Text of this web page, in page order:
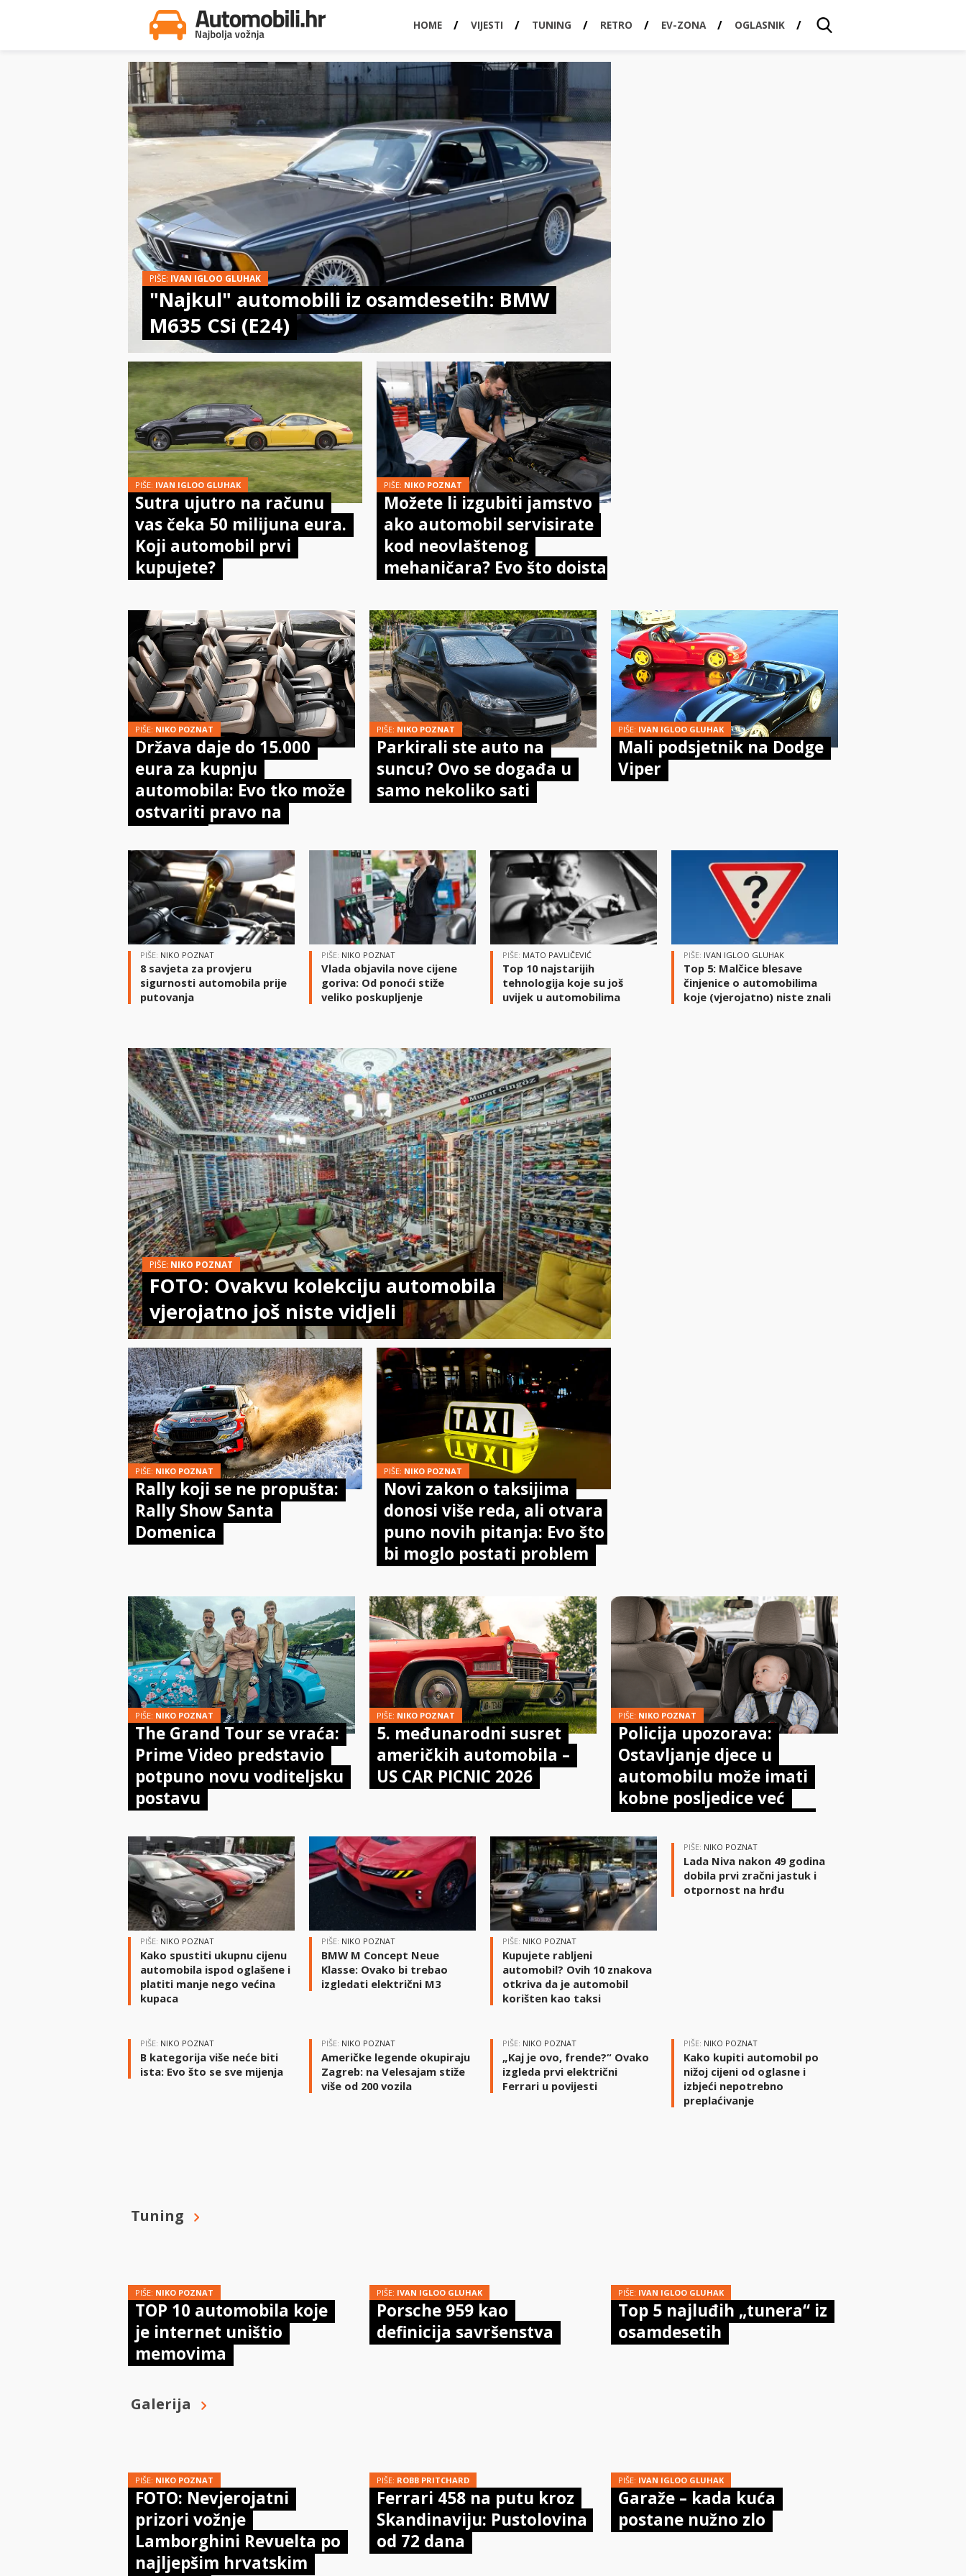
HOME VIJESTI TUNING RETRO EV-ZONA OGLASNIK
PIŠE: IVAN IGLOO GLUHAK
"Najkul" automobili iz osamdesetih: BMW
M635 CSi (E24)
PIŠE: IVAN IGLOO GLUHAK
Sutra ujutro na računu
vas čeka 50 milijuna eura.
Koji automobil prvi
kupujete?
PIŠE: NIKO POZNAT
Možete li izgubiti jamstvo
ako automobil servisirate
kod neovlaštenog
mehaničara? Evo što doista
PIŠE: NIKO POZNAT
Država daje do 15.000
eura za kupnju
automobila: Evo tko može
ostvariti pravo na
potporu
PIŠE: NIKO POZNAT
Parkirali ste auto na
suncu? Ovo se događa u
samo nekoliko sati
PIŠE: IVAN IGLOO GLUHAK
Mali podsjetnik na Dodge
Viper
PIŠE: NIKO POZNAT
8 savjeta za provjeru
sigurnosti automobila prije
putovanja
PIŠE: NIKO POZNAT
Vlada objavila nove cijene
goriva: Od ponoći stiže
veliko poskupljenje
PIŠE: MATO PAVLIČEVIĆ
Top 10 najstarijih
tehnologija koje su još
uvijek u automobilima
PIŠE: IVAN IGLOO GLUHAK
Top 5: Malčice blesave
činjenice o automobilima
koje (vjerojatno) niste znali
PIŠE: NIKO POZNAT
FOTO: Ovakvu kolekciju automobila
vjerojatno još niste vidjeli
PIŠE: NIKO POZNAT
Rally koji se ne propušta:
Rally Show Santa
Domenica
PIŠE: NIKO POZNAT
Novi zakon o taksijima
donosi više reda, ali otvara
puno novih pitanja: Evo što
bi moglo postati problem
PIŠE: NIKO POZNAT
The Grand Tour se vraća:
Prime Video predstavio
potpuno novu voditeljsku
postavu
PIŠE: NIKO POZNAT
5. međunarodni susret
američkih automobila –
US CAR PICNIC 2026
PIŠE: NIKO POZNAT
Policija upozorava:
Ostavljanje djece u
automobilu može imati
kobne posljedice već
nakon nekoliko minuta
PIŠE: NIKO POZNAT
Kako spustiti ukupnu cijenu
automobila ispod oglašene i
platiti manje nego većina
kupaca
PIŠE: NIKO POZNAT
BMW M Concept Neue
Klasse: Ovako bi trebao
izgledati električni M3
PIŠE: NIKO POZNAT
Kupujete rabljeni
automobil? Ovih 10 znakova
otkriva da je automobil
korišten kao taksi
PIŠE: NIKO POZNAT
Lada Niva nakon 49 godina
dobila prvi zračni jastuk i
otpornost na hrđu
PIŠE: NIKO POZNAT
B kategorija više neće biti
ista: Evo što se sve mijenja
PIŠE: NIKO POZNAT
Američke legende okupiraju
Zagreb: na Velesajam stiže
više od 200 vozila
PIŠE: NIKO POZNAT
„Kaj je ovo, frende?“ Ovako
izgleda prvi električni
Ferrari u povijesti
PIŠE: NIKO POZNAT
Kako kupiti automobil po
nižoj cijeni od oglasne i
izbjeći nepotrebno
preplaćivanje
Tuning
PIŠE: NIKO POZNAT
TOP 10 automobila koje
je internet uništio
memovima
PIŠE: IVAN IGLOO GLUHAK
Porsche 959 kao
definicija savršenstva
PIŠE: IVAN IGLOO GLUHAK
Top 5 najluđih „tunera“ iz
osamdesetih
Galerija
PIŠE: NIKO POZNAT
FOTO: Nevjerojatni
prizori vožnje
Lamborghini Revuelta po
najljepšim hrvatskim
PIŠE: ROBB PRITCHARD
Ferrari 458 na putu kroz
Skandinaviju: Pustolovina
od 72 dana
PIŠE: IVAN IGLOO GLUHAK
Garaže – kada kuća
postane nužno zlo